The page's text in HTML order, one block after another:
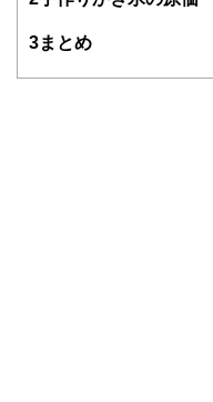
験者で構成され
3まとめ